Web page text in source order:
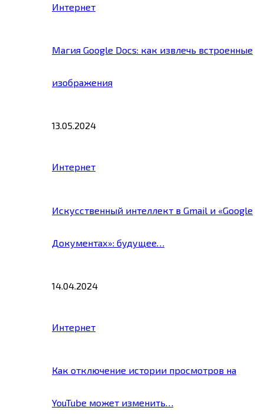
Интернет
Магия Google Docs: как извлечь встроенные
изображения
13.05.2024
Интернет
Искусственный интеллект в Gmail и «Google
Документах»: будущее…
14.04.2024
Интернет
Как отключение истории просмотров на
YouTube может изменить…